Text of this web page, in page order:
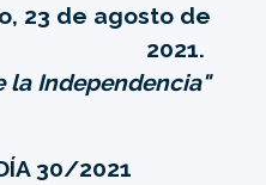
23 de agosto de
2021.
la Independencia"
30/2021